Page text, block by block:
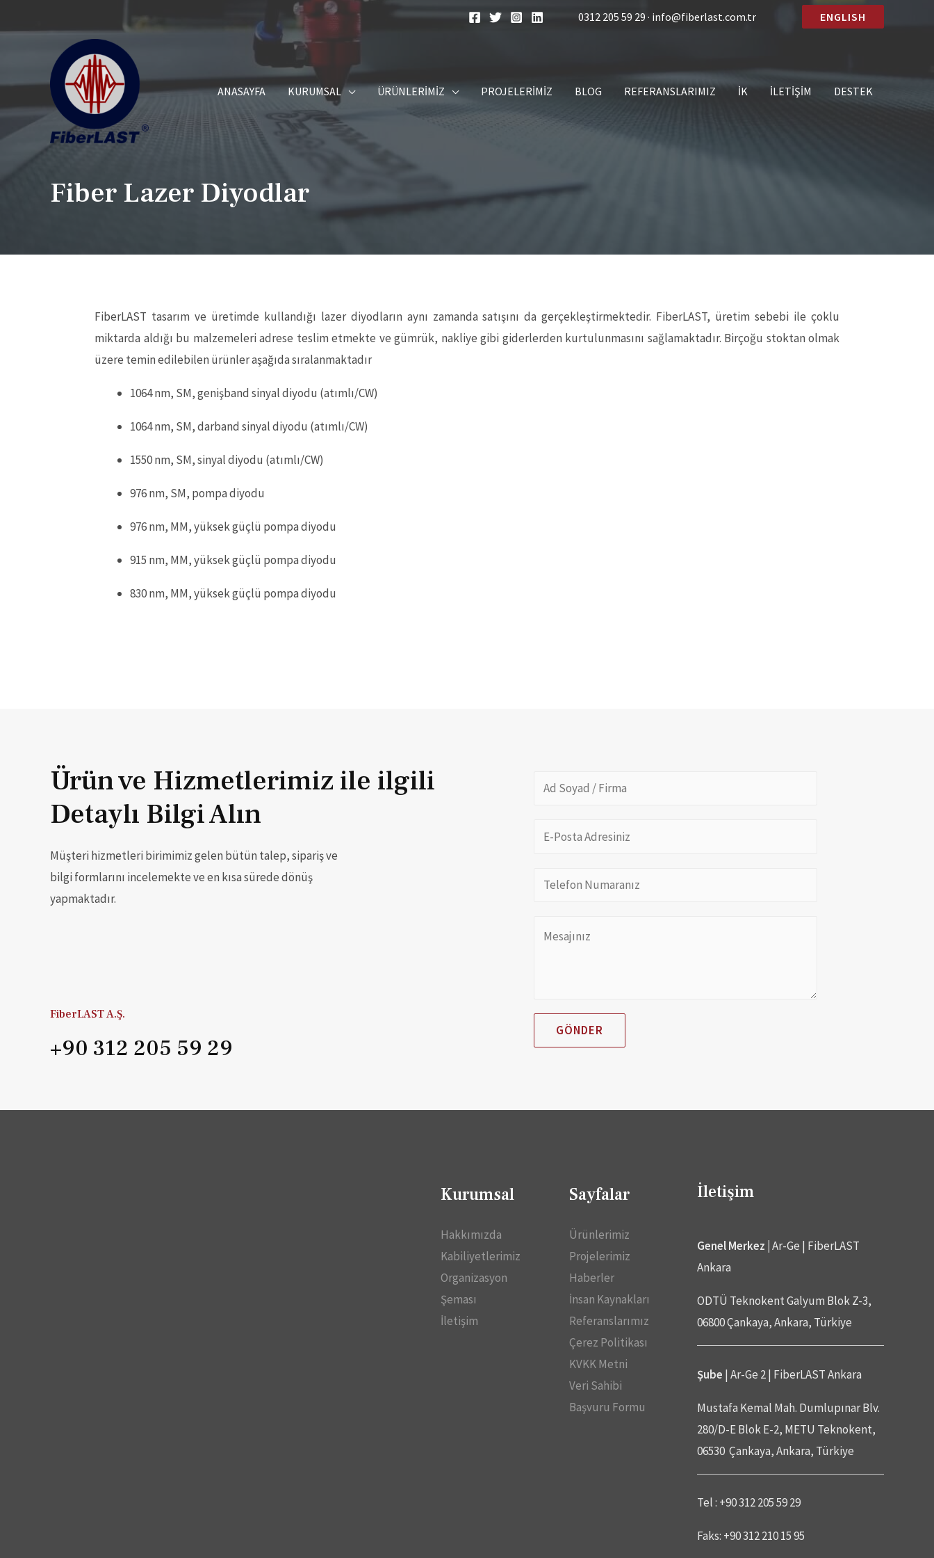
0312 205 59 29 · info@fiberlast.com.tr ENGLISH
ANASAYFA KURUMSAL ÜRÜNLERIMIZ PROJELERIMIZ BLOG REFERANSLARIMIZ İK İLETIŞIM DESTEK
Fiber Lazer Diyodlar
FiberLAST tasarım ve üretimde kullandığı lazer diyodların aynı zamanda satışını da gerçekleştirmektedir. FiberLAST, üretim sebebi ile çoklu
miktarda aldığı bu malzemeleri adrese teslim etmekte ve gümrük, nakliye gibi giderlerden kurtulunmasını sağlamaktadır. Birçoğu stoktan olmak
üzere temin edilebilen ürünler aşağıda sıralanmaktadır
1064 nm, SM, genişband sinyal diyodu (atımlı/CW)
1064 nm, SM, darband sinyal diyodu (atımlı/CW)
1550 nm, SM, sinyal diyodu (atımlı/CW)
976 nm, SM, pompa diyodu
976 nm, MM, yüksek güçlü pompa diyodu
915 nm, MM, yüksek güçlü pompa diyodu
830 nm, MM, yüksek güçlü pompa diyodu
Ürün ve Hizmetlerimiz ile ilgili
Detaylı Bilgi Alın
Müşteri hizmetleri birimimiz gelen bütün talep, sipariş ve
bilgi formlarını incelemekte ve en kısa sürede dönüş
yapmaktadır.
FiberLAST A.Ş.
+90 312 205 59 29
GÖNDER
Kurumsal
Hakkımızda
Kabiliyetlerimiz
Organizasyon
Şeması
İletişim
Sayfalar
Ürünlerimiz
Projelerimiz
Haberler
İnsan Kaynakları
Referanslarımız
Çerez Politikası
KVKK Metni
Veri Sahibi
Başvuru Formu
İletişim
Genel Merkez | Ar-Ge | FiberLAST
Ankara
ODTÜ Teknokent Galyum Blok Z-3,
06800 Çankaya, Ankara, Türkiye
Şube | Ar-Ge 2 | FiberLAST Ankara
Mustafa Kemal Mah. Dumlupınar Blv.
280/D-E Blok E-2, METU Teknokent,
06530 Çankaya, Ankara, Türkiye
Tel : +90 312 205 59 29
Faks: +90 312 210 15 95